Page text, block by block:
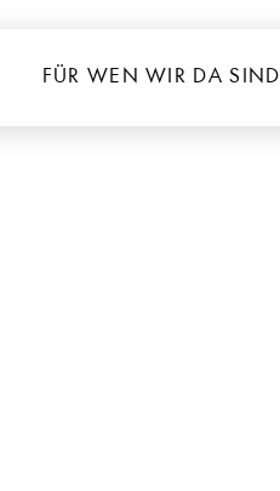
FÜR WEN WIR DA SIND